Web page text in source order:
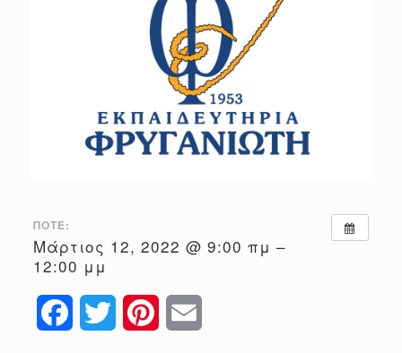
ΠΌΤΕ:
Μάρτιος 12, 2022 @ 9:00 πμ –
12:00 μμ
FacebookTwitter Pinterest